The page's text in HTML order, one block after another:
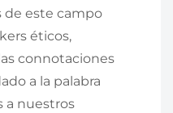
de este campo
éticos,
connotaciones
a la palabra
a nuestros